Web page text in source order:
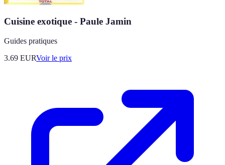
Cuisine exotique - Paule Jamin
Guides pratiques
3.69 EURVoir le prix